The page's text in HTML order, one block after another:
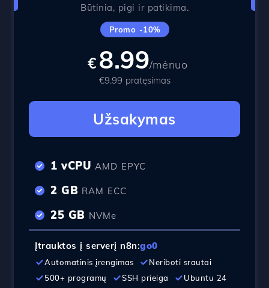
Būtinia, pigi ir patikima.
Promo -10%
€ 8.99/mėnuo
€9.99 pratęsimas
Užsakymas
1 vCPU AMD EPYC
2 GB RAM ECC
25 GB NVMe
Įtrauktos į serverį n8n:go0
Automatinis įrengimas
Neriboti srautai
500+ programų
SSH prieiga
Ubuntu 24